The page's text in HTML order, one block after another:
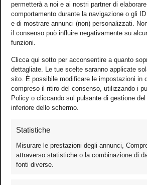
permetterà a noi e ai nostri partner di
comportamento durante la navigazione o gli
e di mostrare annunci (non) personalizzati.
il consenso può influire negativamente su
funzioni.
Clicca qui sotto per acconsentire a quanto
dettagliate. Le tue scelte saranno applicate
sito. È possibile modificare le impostazioni in
compreso il ritiro del consenso, utilizzando i
Policy o cliccando sul pulsante di gestione
inferiore dello schermo.
Statistiche
Misurare le prestazioni degli annunci,
attraverso statistiche o la combinazione di
fonti diverse.